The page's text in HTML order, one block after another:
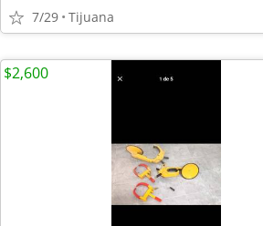
7/29 Tijuana
$2,600